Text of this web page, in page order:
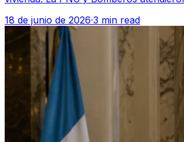
18 de junio de 2026·3 min read